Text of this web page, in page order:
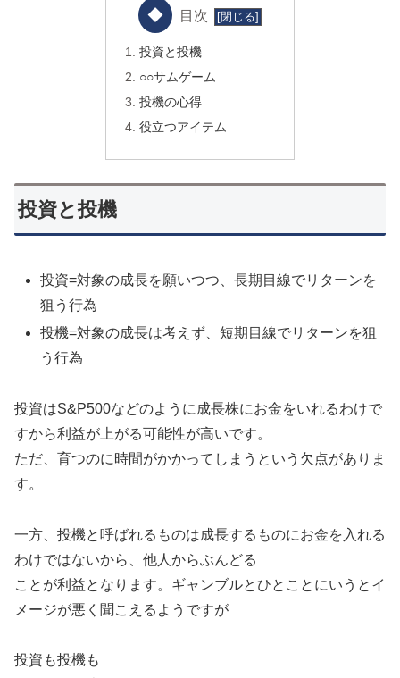
目次
投資と投機
○○サムゲーム
投機の心得
役立つアイテム
投資と投機
投資=対象の成長を願いつつ、長期目線でリターンを
狙う行為
投機=対象の成長は考えず、短期目線でリターンを狙
う行為
投資はS&P500などのように成長株にお金をいれるわけで
すから利益が上がる可能性が高いです。
ただ、育つのに時間がかかってしまうという欠点がありま
す。
一方、投機と呼ばれるものは成長するものにお金を入れる
わけではないから、他人からぶんどる
ことが利益となります。ギャンブルとひとことにいうとイ
メージが悪く聞こえるようですが
投資も投機も